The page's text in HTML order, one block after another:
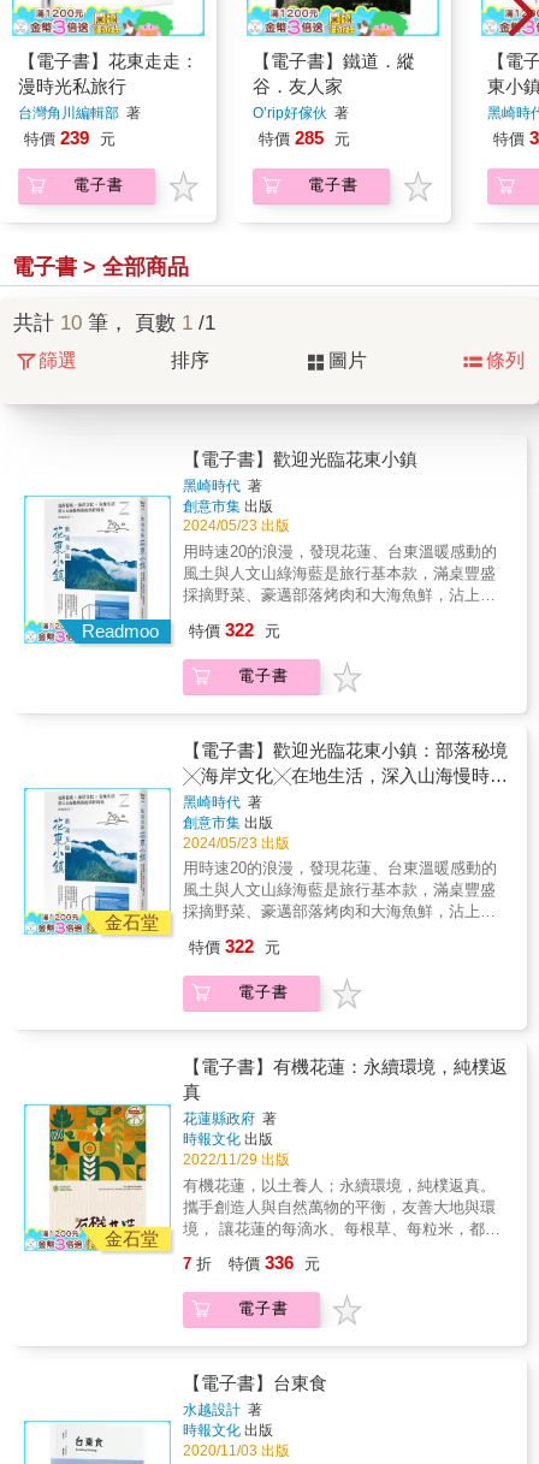
【電子書】花東走走：
漫時光私旅行
台灣角川編輯部 著
特價 239 元
電子書
【電子書】鐵道．縱
谷．友人家
O’rip好傢伙 著
特價 285 元
電子書
【電
東小
黑崎時
特價
電子書 > 全部商品
共計 10 筆， 頁數 1 /1
篩選 排序 圖片 條列
Readmoo
【電子書】歡迎光臨花東小鎮
黑崎時代 著
創意市集 出版
2024/05/23 出版
用時速20的浪漫，發現花蓮、台東溫暖感動的
風土與人文山綠海藍是旅行基本款，滿桌豐盛
採摘野菜、豪邁部落烤肉和大海魚鮮，沾上特
紅烏龍的甜香，美好在旅程中慢慢回甘。厭倦
了一成不變的都市旅行，歡迎你光臨花東小
鎮！即便是大海，從花蓮到台東，也有著不同
玉里、瑞穗，台東、鹿野、池上、長濱、成功
等必訪城鎮景點，更踏上花東鮮為人知的部落
如萬榮、豐濱、延平、大武等，帶回許多部落
文化、人文故事和在地傳統活動，如太巴塱部
落的紅糯米、太魯閣族感恩祭與傳統美食，讓
旅人了解更多文化底蘊，以及充滿人情味的後
山美好。▍有最遙遠部落之稱、獲頒「全球百
大綠色旅遊地」殊榮的花蓮吉拉米代，吹著迷
人南風，翠綠稻田銜接湛藍天空，彷彿天空之
城下的夢幻梯田，神秘又魔幻&hellip;&hellip;▍
地生存方式，販售的是親近土地與人的情感。
東西拿了就走，金額下個月再付，柑仔店的存
在，成了比里民活動中心還要人氣的交流形式
場、日據時代移民村，開發成如今的農田與茶
園風光，孕育出口感香甜的台東紅烏龍，騎著
腳踏車慢慢逛，剛剛好&hellip;&hellip;▍池上早
晨的豆皮香氣喚醒活力，稻浪從翠綠轉至金
黃，季節更替，在池上留下最迷人的專屬代表
色&hellip;&hellip;▍台東大武山南排灣族，利用
黃藤、竹編自製魚筌，順應水流放置、敲打魚
藤，用特殊魚鏡工具在透徹溪流裡捕魚，古老
&hellip;&hellip;▍成功鎮的港口飲食文化自成一
格，點一碗米苔目豪邁灑下跳舞柴魚，再至隔
壁攤位叫一份生魚片，這就是「成功人士」每
日獨特的早餐Style&hellip;&hellip;▍跟著海女
從海岩撿拾cekiw螺和fafako月光螺，放置鐵網
烘烤，空氣中瀰漫著鮮甜和海水味道。吃進嘴
裡才明白，原來「有就是有、沒有就是沒
有」，是大海教會我們的人生豁達
&hellip;&hellip;&
特價 322 元
電子書
金石堂
【電子書】歡迎光臨花東小鎮：部落秘境
╳海岸文化╳在地生活，深入山海慢時區
的美好時光
黑崎時代 著
創意市集 出版
2024/05/23 出版
用時速20的浪漫，發現花蓮、台東溫暖感動的
風土與人文山綠海藍是旅行基本款，滿桌豐盛
採摘野菜、豪邁部落烤肉和大海魚鮮，沾上特
紅烏龍的甜香，美好在旅程中慢慢回甘。厭倦
了一成不變的都市旅行，歡迎你光臨花東小
鎮！即便是大海，從花蓮到台東，也有著不同
玉里、瑞穗，台東、鹿野、池上、長濱、成功
等必訪城鎮景點，更踏上花東鮮為人知的部落
如萬榮、豐濱、延平、大武等，帶回許多部落
文化、人文故事和在地傳統活動，如太巴塱部
落的紅糯米、太魯閣族感恩祭與傳統美食，讓
旅人了解更多文化底蘊，以及充滿人情味的後
山美好。▍有最遙遠部落之稱、獲頒「全球百
大綠色旅遊地」殊榮的花蓮吉拉米代，吹著迷
人南風，翠綠稻田銜接湛藍天空，彷彿天空之
城下的夢幻梯田，神秘又魔幻&hellip;&hellip;▍
地生存方式，販售的是親近土地與人的情感。
東西拿了就走，金額下個月再付，柑仔店的存
在，成了比里民活動中心還要人氣的交流形式
場、日據時代移民村，開發成如今的農田與茶
園風光，孕育出口感香甜的台東紅烏龍，騎著
腳踏車慢慢逛，剛剛好&hellip;&hellip;▍池上早
晨的豆皮香氣喚醒活力，稻浪從翠綠轉至金
特價 322 元
電子書
金石堂
【電子書】有機花蓮：永續環境，純樸返
真
花蓮縣政府 著
時報文化 出版
2022/11/29 出版
有機花蓮，以土養人；永續環境，純樸返真。
攜手創造人與自然萬物的平衡，友善大地與環
境， 讓花蓮的每滴水、每根草、每粒米，都純
理環境，孕育出美好大地滋養著萬物生長。 永
續環境，是我們對有機農業的期許，透過花蓮
有機好農們的共同耕耘， 在健康的土地上種植
職人的農作故事；挖掘在地特色有機食材，體
驗有機自然生態之旅，讓我們一起來認識這片
土地的美好！
7 折 特價 336 元
電子書
【電子書】台東食
水越設計 著
時報文化 出版
2020/11/03 出版